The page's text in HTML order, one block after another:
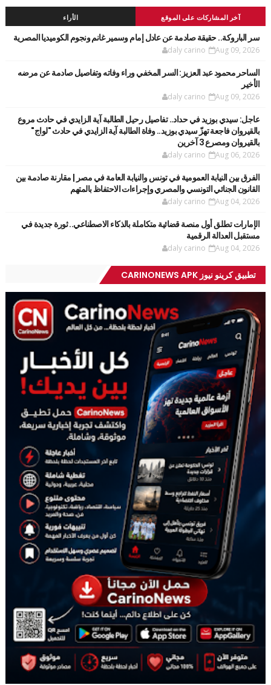
آخر المشاركات على الموقع الأراء
سر الباروكة.. حقيقة صادمة عن عادل إمام وسمير غانم ونجوم الكوميديا المصرية
daly carino Aug 09, 2026
الساحر محمود عبد العزيز: السر المخفي وراء وفاته وتفاصيل صادمة عن مرضه
الأخير
daly carino Aug 09, 2026
عاجل: سيدي بوزيد في حداد.. تفاصيل رحيل الطالبة آية الزايدي في حادث مروع
بالقيروان فاجعة تهزّ سيدي بوزيد.. وفاة الطالبة آية الزايدي في حادث "لواج"
بالقيروان ومصرع 3 آخرين
daly carino Aug 06, 2026
الفرق بين النيابة العمومية في تونس والنيابة العامة في مصر | مقارنة صادمة بين
القانون الجنائي التونسي والمصري وإجراءات الاحتفاظ بالمتهم
daly carino Aug 04, 2026
الإمارات تطلق أول منصة قضائية متكاملة بالذكاء الاصطناعي.. ثورة جديدة في
مستقبل العدالة الرقمية
daly carino Aug 04, 2026
تطبيق كرينو نيوز CARINONEWS APK